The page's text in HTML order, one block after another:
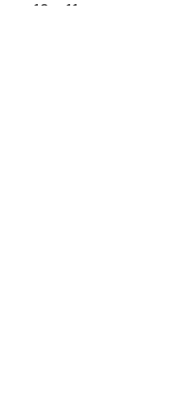
по 10 и 11 лет